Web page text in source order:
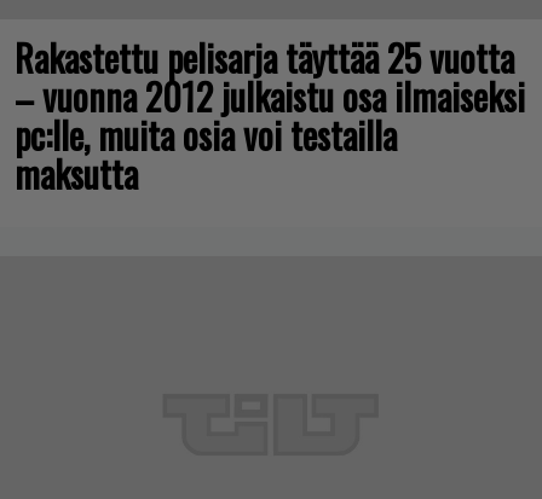
Rakastettu pelisarja täyttää 25 vuotta
– vuonna 2012 julkaistu osa ilmaiseksi
pc:lle, muita osia voi testailla
maksutta